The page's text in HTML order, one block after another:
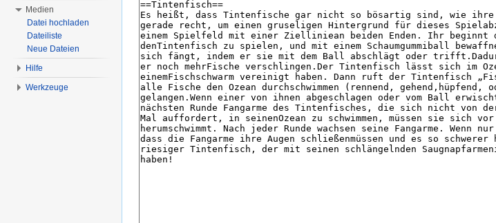
Medien
Datei hochladen
Dateiliste
Neue Dateien
Hilfe
Werkzeuge